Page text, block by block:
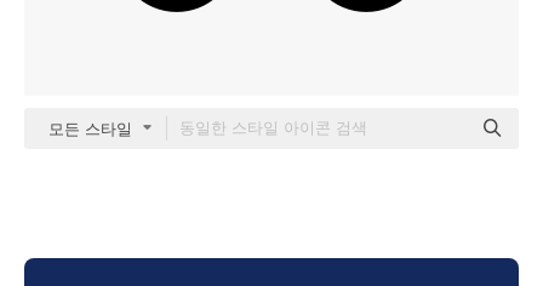
모든 스타일